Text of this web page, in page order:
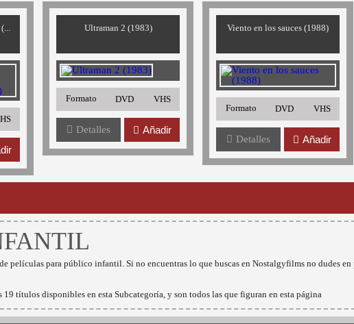
Ultraman 2 (1983)
Formato DVD VHS
Detalles Añadir
Viento en los sauces (1988)
Formato DVD VHS
Detalles Añadir
películas para público infantil. Si no encuentras lo que buscas en Nostalgyfilms no dudes en
19 títulos disponibles en esta Subcategoría, y son todos las que figuran en esta página